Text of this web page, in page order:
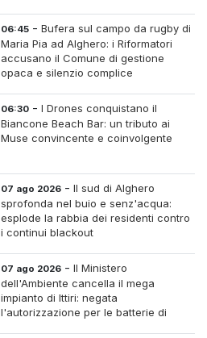
06:45 -Bufera sul campo da rugby di
Maria Pia ad Alghero: i Riformatori
accusano il Comune di gestione
opaca e silenzio complice
06:30 -I Drones conquistano il
Biancone Beach Bar: un tributo ai
Muse convincente e coinvolgente
07 ago 2026 -Il sud di Alghero
sprofonda nel buio e senz'acqua:
esplode la rabbia dei residenti contro
i continui blackout
07 ago 2026 -Il Ministero
dell'Ambiente cancella il mega
impianto di Ittiri: negata
l'autorizzazione per le batterie di